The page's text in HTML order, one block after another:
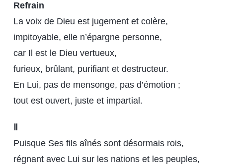
Refrain
La voix de Dieu est jugement et colère,
impitoyable, elle n’épargne personne,
car Il est le Dieu vertueux,
furieux, brûlant, purifiant et destructeur.
En Lui, pas de mensonge, pas d’émotion ;
tout est ouvert, juste et impartial.
Puisque Ses fils aînés sont désormais rois,
régnant avec Lui sur les nations et les peuples,